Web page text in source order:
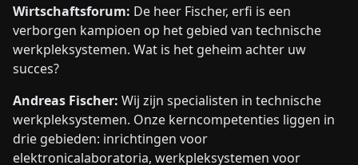
Wirtschaftsforum: De heer Fischer, erfi is een
verborgen kampioen op het gebied van technische
werkpleksystemen. Wat is het geheim achter uw
succes?
Andreas Fischer: Wij zijn specialisten in technische
werkpleksystemen. Onze kerncompetenties liggen in
drie gebieden: inrichtingen voor
elektronicalaboratoria, werkpleksystemen voor